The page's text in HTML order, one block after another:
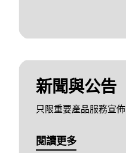
新聞與公告
只限重要產品服務宣佈
閱讀更多